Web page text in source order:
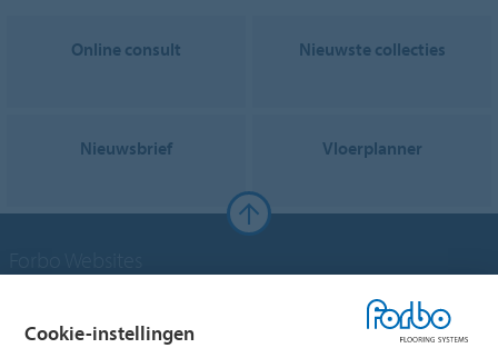
Online consult Nieuwste collecties
Nieuwsbrief Vloerplanner
Cookie-instellingen